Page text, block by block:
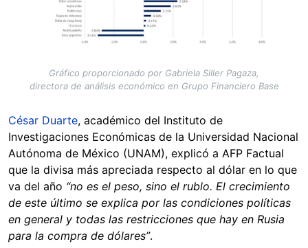
Gráfico proporcionado por Gabriela Siller Pagaza,
directora de análisis económico en Grupo Financiero Base
César Duarte, académico del Instituto de
Investigaciones Económicas de la Universidad Nacional
Autónoma de México (UNAM), explicó a AFP Factual
que la divisa más apreciada respecto al dólar en lo que
va del año “no es el peso, sino el rublo. El crecimiento
de este último se explica por las condiciones políticas
en general y todas las restricciones que hay en Rusia
para la compra de dólares”.